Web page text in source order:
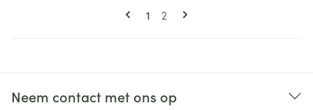
Pagina's
U lees momenteel pagina
1 Pagina
2
Neem contact met ons op